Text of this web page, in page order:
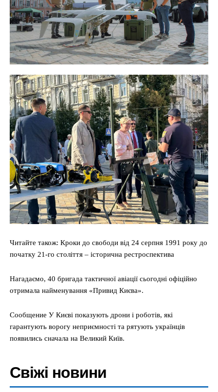
Читайте також: Кроки до свободи від 24 серпня 1991 року до
початку 21-го століття – історична рестроспектива
Нагадаємо, 40 бригада тактичної авіації сьогодні офіційно
отримала найменування «Привид Києва».
Сообщение У Києві показують дрони і роботів, які
гарантують ворогу неприємності та рятують українців
появились сначала на Великий Київ.
Свіжі новини